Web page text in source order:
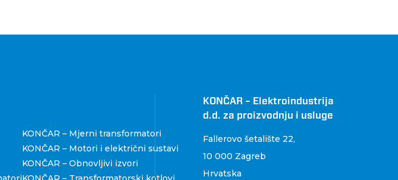
KONČAR – Mjerni transformatori
KONČAR – Motori i električni sustavi
KONČAR – Obnovljivi izvori
KONČAR – Elektroindustrija
d.d. za proizvodnju i usluge
Fallerovo šetalište 22,
10 000 Zagreb
Hrvatska